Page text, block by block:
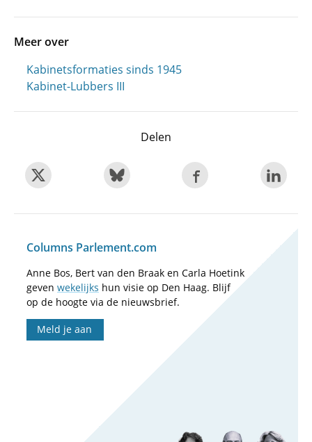
Meer over
Kabinetsformaties sinds 1945
Kabinet-Lubbers III
Delen
Columns Parlement.com
Anne Bos, Bert van den Braak en Carla Hoetink
geven wekelijks hun visie op Den Haag. Blijf
op de hoogte via de nieuwsbrief.
Meld je aan